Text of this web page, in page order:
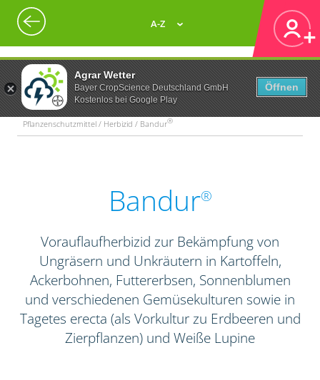
Agrar Wetter
Bayer CropScience Deutschland GmbH
Kostenlos bei Google Play
Öffnen
A-Z
Pflanzenschutzmittel / Herbizid / Bandur®
Bandur®
Vorauflaufherbizid zur Bekämpfung von
Ungräsern und Unkräutern in Kartoffeln,
Ackerbohnen, Futtererbsen, Sonnenblumen
und verschiedenen Gemüsekulturen sowie in
Tagetes erecta (als Vorkultur zu Erdbeeren und
Zierpflanzen) und Weiße Lupine